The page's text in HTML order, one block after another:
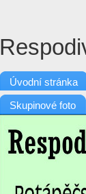
Úvodní stránka
Skupinové foto